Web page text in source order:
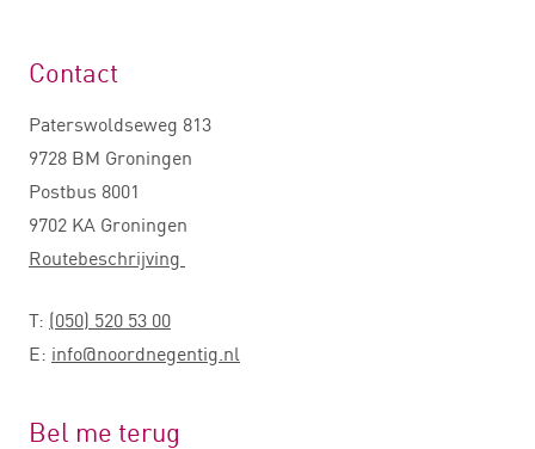
Contact
Paterswoldseweg 813
9728 BM Groningen
Postbus 8001
9702 KA Groningen
Routebeschrijving
T: (050) 520 53 00
E: info@noordnegentig.nl
Bel me terug